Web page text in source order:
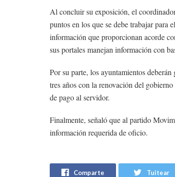
Al concluir su exposición, el
puntos en los que se debe trabajar para
información que proporcionan acorde
sus portales manejan información con
Por su parte, los ayuntamientos
tres años con la renovación del
de pago al servidor.
Finalmente, señaló que al partido
información requerida de oficio.
Comparte Tuitear